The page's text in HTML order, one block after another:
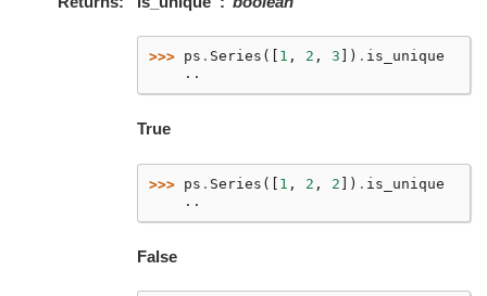
>>> ps . Series ([ 1 , 2 , 3 ]) . is_unique
    ..
True
>>> ps . Series ([ 1 , 2 , 2 ]) . is_unique
    ..
False